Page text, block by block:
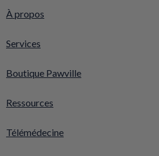
À propos
Services
Boutique Pawville
Ressources
Télémédecine